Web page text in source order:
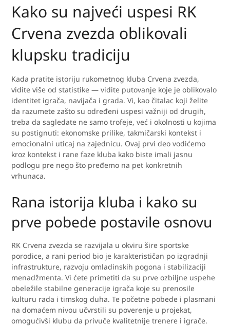
Kako su najveći uspesi RK
Crvena zvezda oblikovali
klupsku tradiciju
Kada pratite istoriju rukometnog kluba Crvena zvezda,
vidite više od statistike — vidite putovanje koje je oblikovalo
identitet igrača, navijača i grada. Vi, kao čitalac koji želite
da razumete zašto su određeni uspesi važniji od drugih,
treba da sagledate ne samo trofeje, već i okolnosti u kojima
su postignuti: ekonomske prilike, takmičarski kontekst i
emocionalni uticaj na zajednicu. Ovaj prvi deo vodićemo
kroz kontekst i rane faze kluba kako biste imali jasnu
podlogu pre nego što pređemo na pet konkretnih
vrhunaca.
Rana istorija kluba i kako su
prve pobede postavile osnovu
RK Crvena zvezda se razvijala u okviru šire sportske
porodice, a rani period bio je karakterističan po izgradnji
infrastrukture, razvoju omladinskih pogona i stabilizaciji
menadžmenta. Vi ćete primetiti da su prve ozbiljne uspehe
obeležile stabilne generacije igrača koje su prenosile
kulturu rada i timskog duha. Te početne pobede i plasmani
na domaćem nivou učvrstili su poverenje u projekat,
omogućivši klubu da privuče kvalitetnije trenere i igrače.